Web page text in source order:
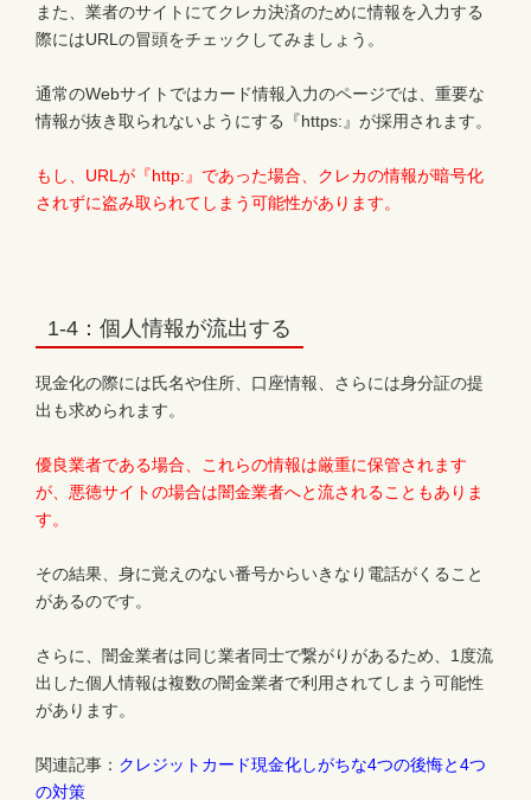
また、業者のサイトにてクレカ決済のために情報を入力する
際にはURLの冒頭をチェックしてみましょう。
通常のWebサイトではカード情報入力のページでは、重要な
情報が抜き取られないようにする『https:』が採用されます。
もし、URLが『http:』であった場合、クレカの情報が暗号化
されずに盗み取られてしまう可能性があります。
1-4：個人情報が流出する
現金化の際には氏名や住所、口座情報、さらには身分証の提
出も求められます。
優良業者である場合、これらの情報は厳重に保管されます
が、悪徳サイトの場合は闇金業者へと流されることもありま
す。
その結果、身に覚えのない番号からいきなり電話がくること
があるのです。
さらに、闇金業者は同じ業者同士で繋がりがあるため、1度流
出した個人情報は複数の闇金業者で利用されてしまう可能性
があります。
関連記事： クレジットカード現金化しがちな4つの後悔と4つ
の対策